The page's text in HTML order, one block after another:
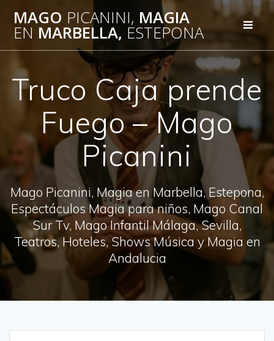
Saltar
al
contenido
MAGO PICANINI, MAGIA
EN MARBELLA, ESTEPONA
Truco Caja prende
Fuego – Mago
Picanini
Mago Picanini, Magia en Marbella, Estepona,
Espectáculos Magia para niños, Mago Canal
Sur Tv, Mago Infantil Málaga, Sevilla,
Teatros, Hoteles, Shows Música y Magia en
Andalucia